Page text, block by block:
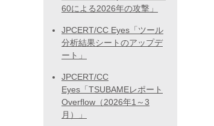
60による2026年の攻撃」
JPCERT/CC Eyes「ツール
分析結果シートのアップデ
ート」
JPCERT/CC
Eyes「TSUBAMEレポート
Overflow（2026年1～3
月）」